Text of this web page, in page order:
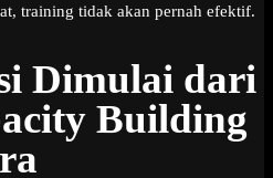
training tidak akan pernah efektif.
Dimulai dari
Building